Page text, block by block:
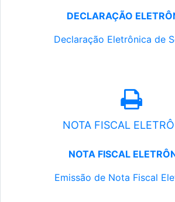
DECLARAÇÃO
Declaração Eletrônica de
NOTA FISCAL
NOTA FISCAL
Emissão de Nota Fiscal